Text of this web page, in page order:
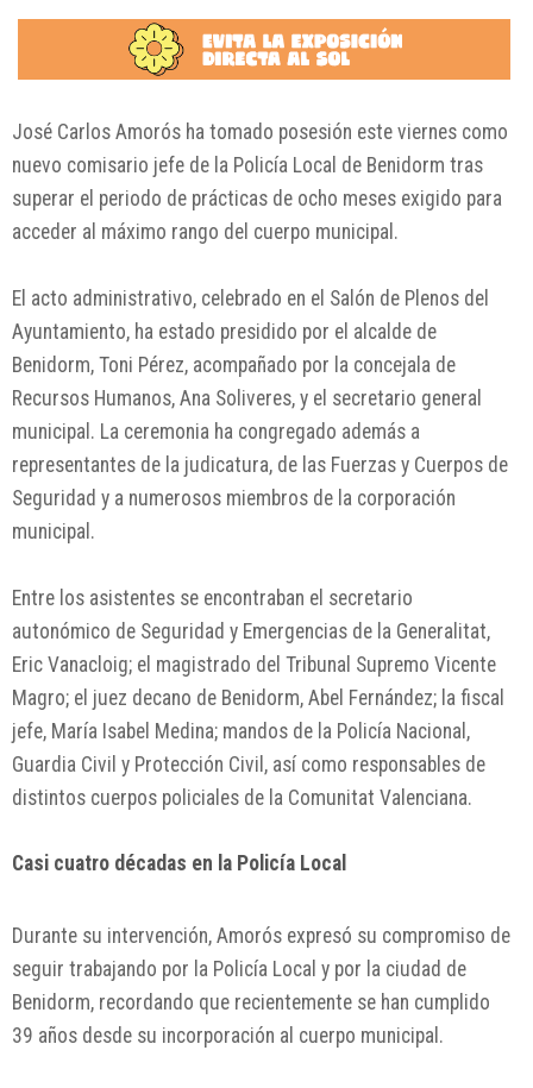
José Carlos Amorós ha tomado posesión este viernes como
nuevo comisario jefe de la Policía Local de Benidorm tras
superar el periodo de prácticas de ocho meses exigido para
acceder al máximo rango del cuerpo municipal.
El acto administrativo, celebrado en el Salón de Plenos del
Ayuntamiento, ha estado presidido por el alcalde de
Benidorm, Toni Pérez, acompañado por la concejala de
Recursos Humanos, Ana Soliveres, y el secretario general
municipal. La ceremonia ha congregado además a
representantes de la judicatura, de las Fuerzas y Cuerpos de
Seguridad y a numerosos miembros de la corporación
municipal.
Entre los asistentes se encontraban el secretario
autonómico de Seguridad y Emergencias de la Generalitat,
Eric Vanacloig; el magistrado del Tribunal Supremo Vicente
Magro; el juez decano de Benidorm, Abel Fernández; la fiscal
jefe, María Isabel Medina; mandos de la Policía Nacional,
Guardia Civil y Protección Civil, así como responsables de
distintos cuerpos policiales de la Comunitat Valenciana.
Casi cuatro décadas en la Policía Local
Durante su intervención, Amorós expresó su compromiso de
seguir trabajando por la Policía Local y por la ciudad de
Benidorm, recordando que recientemente se han cumplido
39 años desde su incorporación al cuerpo municipal.